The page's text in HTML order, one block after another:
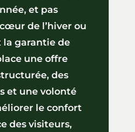
et pas
de l’hiver ou
la garantie de
une offre
des
et une volonté
le confort
des visiteurs,